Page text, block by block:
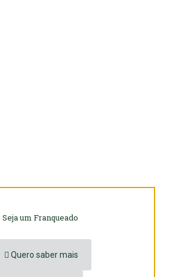
Seja um Franqueado
Quero saber mais